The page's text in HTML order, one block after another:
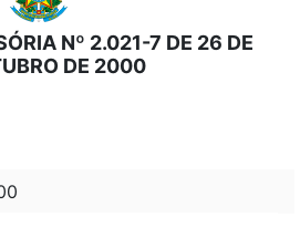
CONTEÚDO
Nº 2.021-7 DE 26 DE
DE 2000